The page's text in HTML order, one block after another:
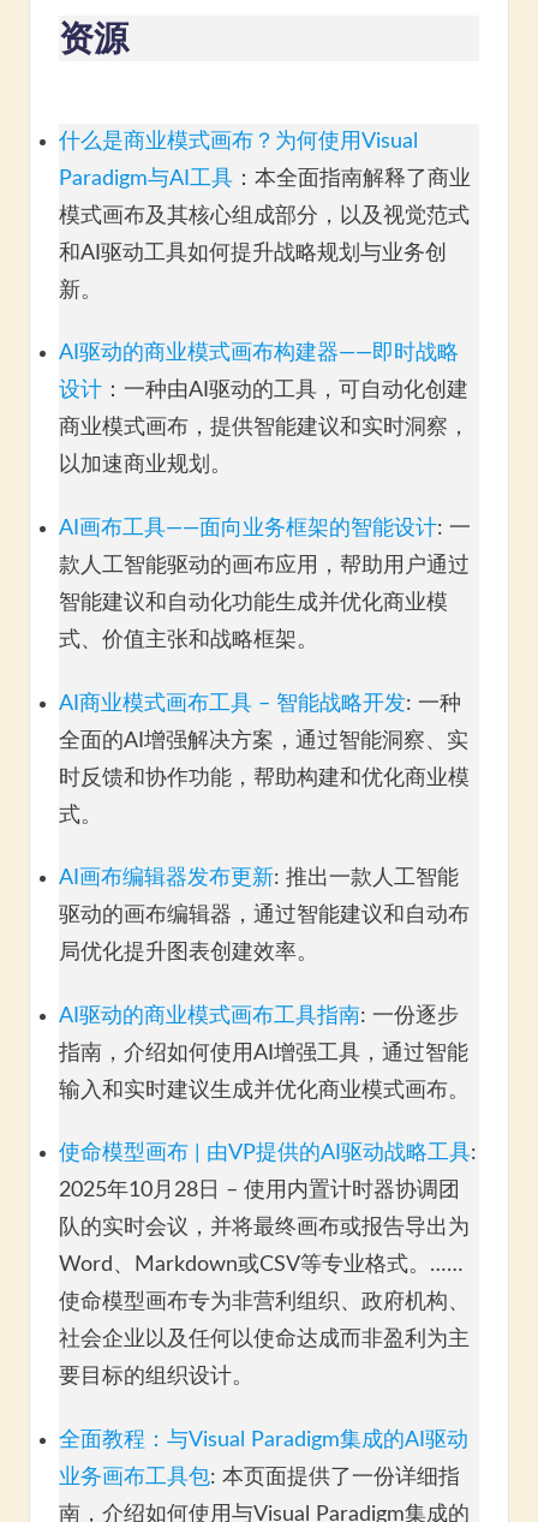
资源
什么是商业模式画布？为何使用Visual
Paradigm与AI工具 ：本全面指南解释了商业
模式画布及其核心组成部分，以及视觉范式
和AI驱动工具如何提升战略规划与业务创
新。
AI驱动的商业模式画布构建器——即时战略
设计 ：一种由AI驱动的工具，可自动化创建
商业模式画布，提供智能建议和实时洞察，
以加速商业规划。
AI画布工具——面向业务框架的智能设计: 一
款人工智能驱动的画布应用，帮助用户通过
智能建议和自动化功能生成并优化商业模
式、价值主张和战略框架。
AI商业模式画布工具 – 智能战略开发: 一种
全面的AI增强解决方案，通过智能洞察、实
时反馈和协作功能，帮助构建和优化商业模
式。
AI画布编辑器发布更新: 推出一款人工智能
驱动的画布编辑器，通过智能建议和自动布
局优化提升图表创建效率。
AI驱动的商业模式画布工具指南: 一份逐步
指南，介绍如何使用AI增强工具，通过智能
输入和实时建议生成并优化商业模式画布。
使命模型画布 | 由VP提供的AI驱动战略工具:
2025年10月28日 – 使用内置计时器协调团
队的实时会议，并将最终画布或报告导出为
Word、Markdown或CSV等专业格式。……
使命模型画布专为非营利组织、政府机构、
社会企业以及任何以使命达成而非盈利为主
要目标的组织设计。
全面教程：与Visual Paradigm集成的AI驱动
业务画布工具包: 本页面提供了一份详细指
南，介绍如何使用与Visual Paradigm集成的